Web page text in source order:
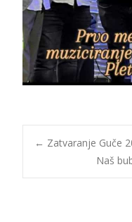
Post
← Zatvaranje Guče
Naš